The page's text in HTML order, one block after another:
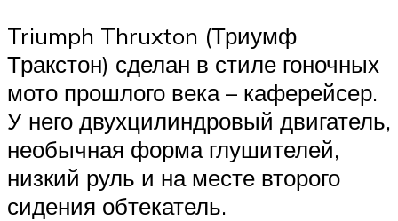
Triumph Thruxton (Триумф
Тракстон) сделан в стиле гоночных
мото прошлого века – каферейсер.
У него двухцилиндровый двигатель,
необычная форма глушителей,
низкий руль и на месте второго
сидения обтекатель.